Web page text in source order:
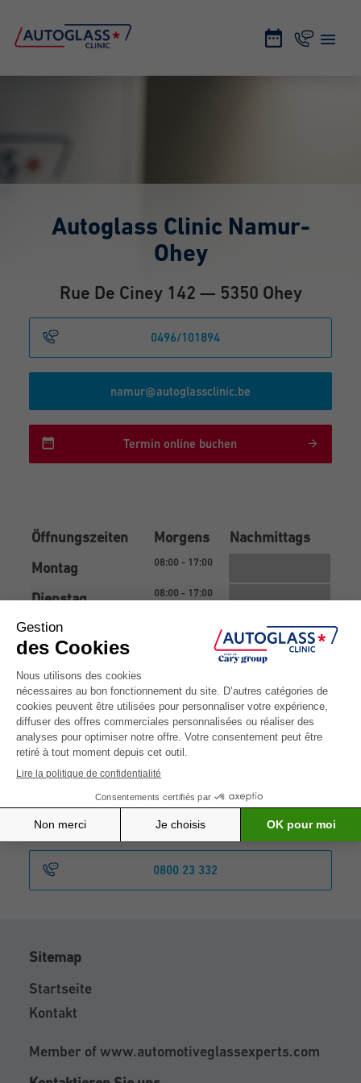
Autoglass Clinic Namur-
Ohey
Rue De Ciney 142 — 5350 Ohey
0496/101894
namur@autoglassclinic.be
Termin online buchen
Öffnungszeiten Morgens
Nachmittags
Montag
08:00 - 17:00
Dienstag 08:00 - 17:00
Mittwoch
Donnerstag
Freitag 08:00 - 17:00
Samstag
Sonntag
0800 23 332
Sitemap
Startseite
Kontakt
Member ofwww.automotiveglassexperts.com